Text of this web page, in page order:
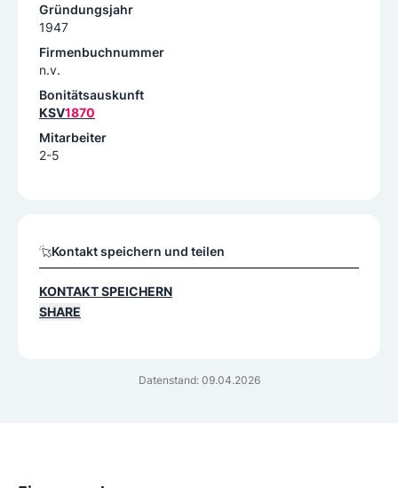
Datenstand: 09.04.2026
Gründungsjahr
1947
Firmenbuchnummer
n.v.
Bonitätsauskunft
KSV1870
Mitarbeiter
2-5
Kontakt speichern und teilen
KONTAKT SPEICHERN
SHARE